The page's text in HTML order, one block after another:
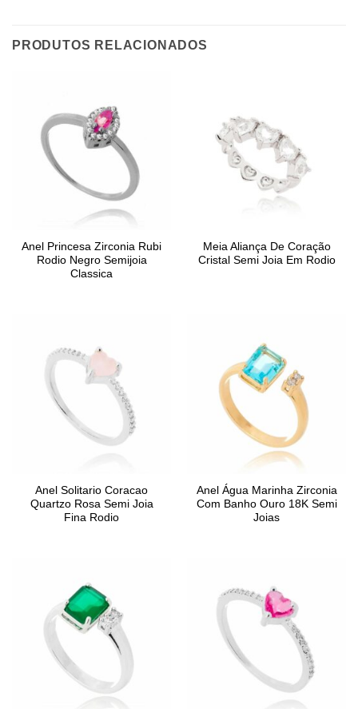
PRODUTOS RELACIONADOS
Anel Princesa Zirconia Rubi
Rodio Negro Semijoia
Classica
Meia Aliança De Coração
Cristal Semi Joia Em Rodio
Anel Solitario Coracao
Quartzo Rosa Semi Joia
Fina Rodio
Anel Água Marinha Zirconia
Com Banho Ouro 18K Semi
Joias